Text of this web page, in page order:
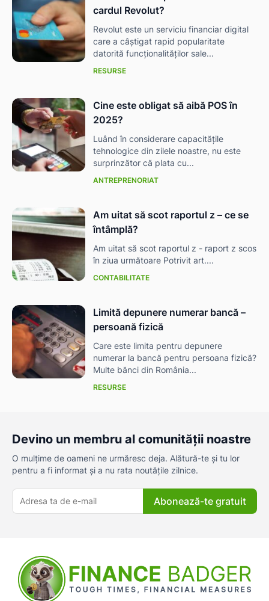
cardul Revolut?
Revolut este un serviciu financiar digital
care a câștigat rapid popularitate
datorită funcționalităților sale...
RESURSE
Cine este obligat să aibă POS în
2025?
Luând în considerare capacitățile
tehnologice din zilele noastre, nu este
surprinzător că plata cu...
ANTREPRENORIAT
Am uitat să scot raportul z – ce se
întâmplă?
Am uitat să scot raportul z - raport z scos
în ziua următoare Potrivit art....
CONTABILITATE
Limită depunere numerar bancă –
persoană fizică
Care este limita pentru depunere
numerar la bancă pentru persoana fizică?
Multe bănci din România...
RESURSE
Devino un membru al comunității noastre
O mulțime de oameni ne urmăresc deja. Alătură-te și tu lor
pentru a fi informat și a nu rata noutățile zilnice.
Abonează-te gratuit